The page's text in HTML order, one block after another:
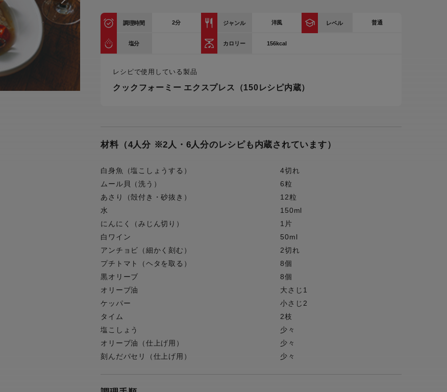
鍋
圧力鍋
キッチンツール
カトラリー
すべてのアイロン・衣類スチーマー
衣類スチーマー専用タイプ(1way)
スチームアイロン
トースター
電気圧力鍋
生活家電
キッチンツール一覧
カトラリー一覧
炊飯器一覧
すべてのアイロン・衣類スチーマー
衣類スチーマーアイロン兼用タイプ
衣類スチーマー専用タイプ(1way)一
トースター一覧
電気圧力鍋一覧
生活家電一覧
グループセブジャパン
採用情報
調理時間 2分 ジャンル 洋風 レベル 普通
塩分 カロリー 156kcal
レシピで使用している製品
クックフォーミー エクスプレス（150レシピ内蔵）
材料（4人分 ※2人・6人分のレシピも内蔵されています）
白身魚（塩こしょうする）
4切れ
ムール貝（洗う）
6粒
あさり（殻付き・砂抜き）
12粒
水
150ml
にんにく（みじん切り）
1片
白ワイン
50ml
アンチョビ（細かく刻む）
2切れ
プチトマト（ヘタを取る）
8個
黒オリーブ
8個
オリーブ油
大さじ1
ケッパー
小さじ2
タイム
2枝
塩こしょう
少々
オリーブ油（仕上げ用）
少々
刻んだパセリ（仕上げ用）
少々